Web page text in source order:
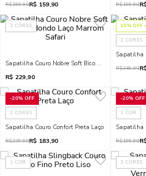
R$199,90R$ 159,90 R$199,90
3 CORES
Sapatilha Couro Nobre Soft Bico Redondo Laço
R$ 229,90
15% OFF
2 CORES
Sapatilha
R$249,90
-20% OFF
2 CORES
Sapatilha Couro Confort Preta Laço
R$229,90R$ 183,90
-20% OFF
1 COR
Sapatilha
R$199,90
1 COR 3 CORES